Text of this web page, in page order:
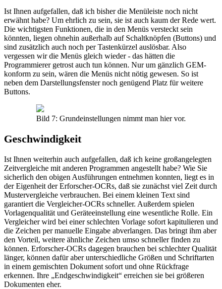
Ist Ihnen aufgefallen, daß ich bisher die Menüleiste noch nicht
erwähnt habe? Um ehrlich zu sein, sie ist auch kaum der Rede wert.
Die wichtigsten Funktionen, die in den Menüs versteckt sein
könnten, liegen ohnehin außerhalb auf Schaltknöpfen (Buttons) und
sind zusätzlich auch noch per Tastenkürzel auslösbar. Also
vergessen wir die Menüs gleich wieder - das hätten die
Programmierer getrost auch tun können. Nur um gänzlich GEM-
konform zu sein, wären die Menüs nicht nötig gewesen. So ist
neben dem Darstellungsfenster noch genügend Platz für weitere
Buttons.
Bild 7: Grundeinstellungen nimmt man hier vor.
Geschwindigkeit
Ist Ihnen weiterhin auch aufgefallen, daß ich keine großangelegten
Zeitvergleiche mit anderen Programmen angestellt habe? Wie Sie
sicherlich den obigen Ausführungen entnehmen konnten, liegt es in
der Eigenheit der Erforscher-OCRs, daß sie zunächst viel Zeit durch
Mustervergleiche verbrauchen. Bei einem kleinen Text sind
garantiert die Vergleicher-OCRs schneller. Außerdem spielen
Vorlagenqualität und Geräteeinstellung eine wesentliche Rolle. Ein
Vergleicher wird bei einer schlechten Vorlage sofort kapitulieren und
die Zeichen per manuelle Eingabe abverlangen. Das bringt ihm aber
den Vorteil, weitere ähnliche Zeichen umso schneller finden zu
können. Erforscher-OCRs dagegen brauchen bei schlechter Qualität
länger, können dafür aber unterschiedliche Größen und Schriftarten
in einem gemischten Dokument sofort und ohne Rückfrage
erkennen. Ihre „Endgeschwindigkeit“ erreichen sie bei größeren
Dokumenten eher.